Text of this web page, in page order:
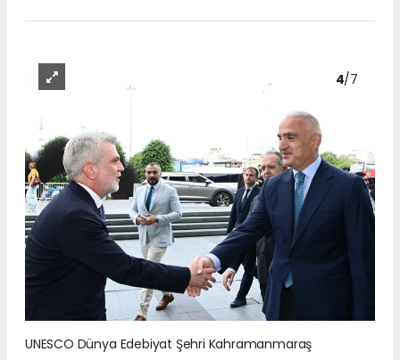
4/7
UNESCO Dünya Edebiyat Şehri Kahramanmaraş